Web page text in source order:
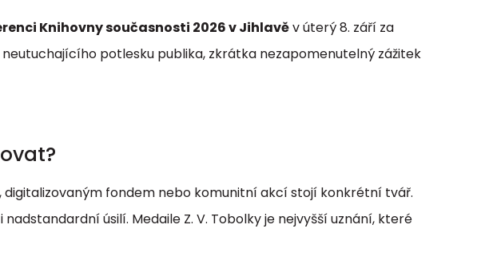
Knihovny současnosti 2026 v Jihlavěv úterý 8. září za
potlesku publika, zkrátka nezapomenutelný zážitek
digitalizovaným fondem nebo komunitní akcí stojí konkrétní tvář.
úsilí. Medaile Z. V. Tobolky je nejvyšší uznání, které